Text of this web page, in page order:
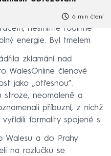
6 min čtení
nesmírně rodinně
energie. Byl tmelem
zklamání nad
WalesOnline členové
jako „otřesnou”.
stroze, neomaleně a
příbuzní, z nichž
formality spojené s
Walesu a do Prahy
na rozlučku se